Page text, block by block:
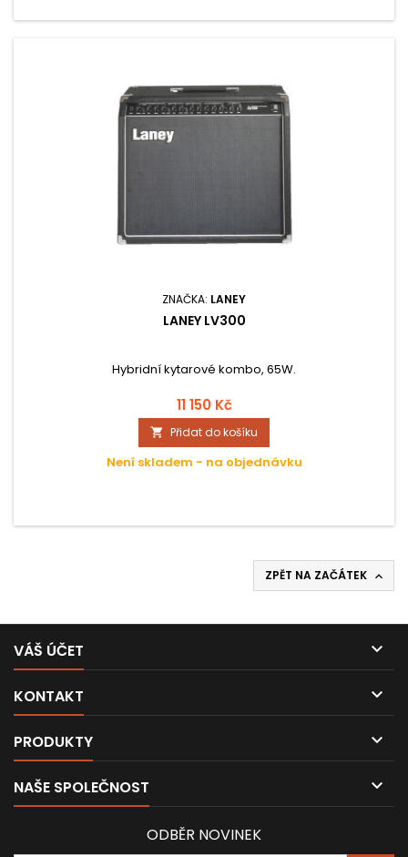
ZNAČKA: LANEY
LANEY LV300
Hybridní kytarové kombo, 65W.
11 150 Kč
 Přidat do košíku
Není skladem - na objednávku
ZPĚT NA ZAČÁTEK 
VÁŠ ÚČET 
KONTAKT 
PRODUKTY 
NAŠE SPOLEČNOST 
ODBĚR NOVINEK